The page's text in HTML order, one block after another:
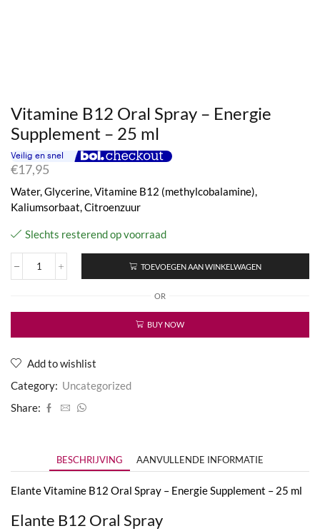
Vitamine B12 Oral Spray – Energie
Supplement – 25 ml
€17,95
Water, Glycerine, Vitamine B12 (methylcobalamine),
Kaliumsorbaat, Citroenzuur
Slechts resterend op voorraad
Vitamine
Spray
Energie
-
ml
TOEVOEGEN AAN WINKELWAGEN
OR
BUY NOW
Add to wishlist
Category: Uncategorized
Share:
BESCHRIJVING AANVULLENDE INFORMATIE
Elante Vitamine B12 Oral Spray – Energie Supplement – 25 ml
Elante B12 Oral Spray